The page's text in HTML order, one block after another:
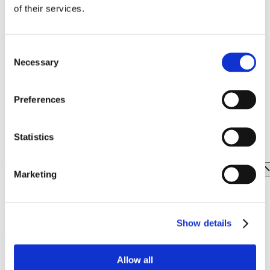
of their services.
Selection
Necessary
Preferences
Statistics
Marketing
Show details
Allow all
THE NORTH FACE | VANS | NAPAPIJRI | LEE |
UNDER ARMOUR
ZARA
Μάθετε πρώτοι τα τελευταία νέα του One Salonica.